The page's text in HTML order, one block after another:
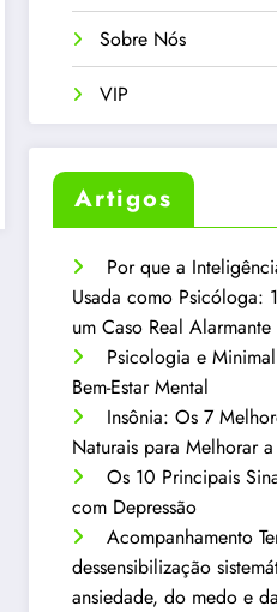
Sobre Nós
VIP
Artigos
Por que a
Usada como Psicóloga:
um Caso Real Alarmante
Psicologia e
Bem-Estar Mental
Insônia: Os 7
Naturais para Melhorar
Os 10 Principais
com Depressão
Acompanhamento
dessensibilização
ansiedade, do medo e